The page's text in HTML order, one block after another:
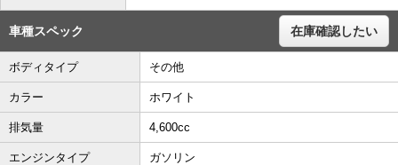
車種スペック 在庫確認したい
ボディタイプ その他
カラー ホワイト
排気量 4,600cc
エンジンタイプ ガソリン